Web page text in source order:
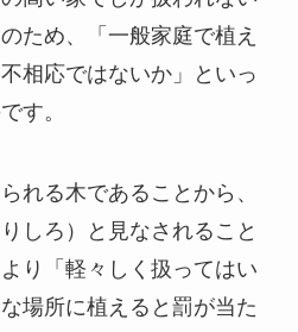
ため、「一般家庭で植え
相応ではないか」といっ
す。
れる木であることから、
しろ）と見なされること
り「軽々しく扱ってはい
場所に植えると罰が当た